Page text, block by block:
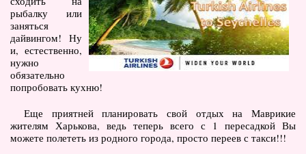
рыбалку или
заняться
дайвингом! Ну
и, естественно,
нужно
обязательно
попробовать кухню!
Еще приятней планировать свой отдых на Маврикие
жителям Харькова, ведь теперь всего с 1 пересадкой Вы
можете полететь из родного города, просто переев с такси!!!